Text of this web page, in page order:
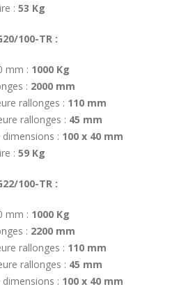
: 53 Kg
100-TR :
mm : 1000 Kg
: 2000 mm
rallonges : 110 mm
rallonges : 45 mm
: 100 x 40 mm
: 59 Kg
100-TR :
mm : 1000 Kg
: 2200 mm
rallonges : 110 mm
rallonges : 45 mm
: 100 x 40 mm